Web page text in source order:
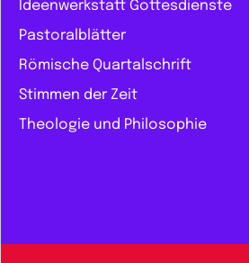
Ideenwerkstatt Gottesdienste
Pastoralblätter
Römische Quartalschrift
Stimmen der Zeit
Theologie und Philosophie